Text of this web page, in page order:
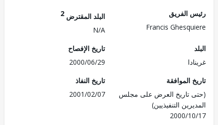
الفريق
Francis
البلد المقترض
تاريخ الإفصاح
2000/06/29
الموافقة
تاريخ العرض على مجلس
التنفيذيين)
2000/
تاريخ النفاذ
2001/02/07